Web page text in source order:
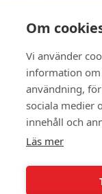
Företagskund &
CONTACTS
+46 070 0122 333
Företagsvägen 10,
Om
Vi använder
information om
användning,
sociala medier
innehåll och
Läs mer